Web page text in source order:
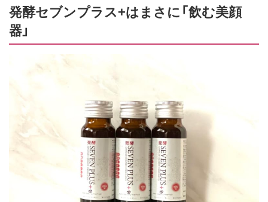
発酵セブンプラス+はまさに「飲む美顔
器」